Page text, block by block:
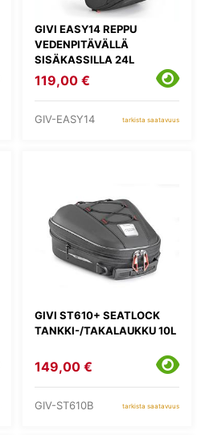
GIVI EASY14 REPPU
VEDENPITÄVÄLLÄ
SISÄKASSILLA 24L
119,00 €
GIV-EASY14 tarkista saatavuus
GIVI ST610+ SEATLOCK
TANKKI-/TAKALAUKKU 10L
149,00 €
GIV-ST610B tarkista saatavuus